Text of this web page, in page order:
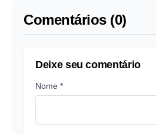
Comentários (0)
Deixe seu comentário
Nome *